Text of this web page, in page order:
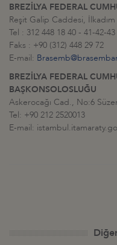
BREZİLYA FEDERAL
Reşit Galip Caddesi,
Tel : 312 448 18 40 - 41-42-43
Faks : +90 (312) 448 29 72
E-mail:
BREZİLYA FEDERAL
BAŞKONSOLOSLUĞU
Askerocağı Cad., No:6
Tel: +90 212 2520013
E-mail: